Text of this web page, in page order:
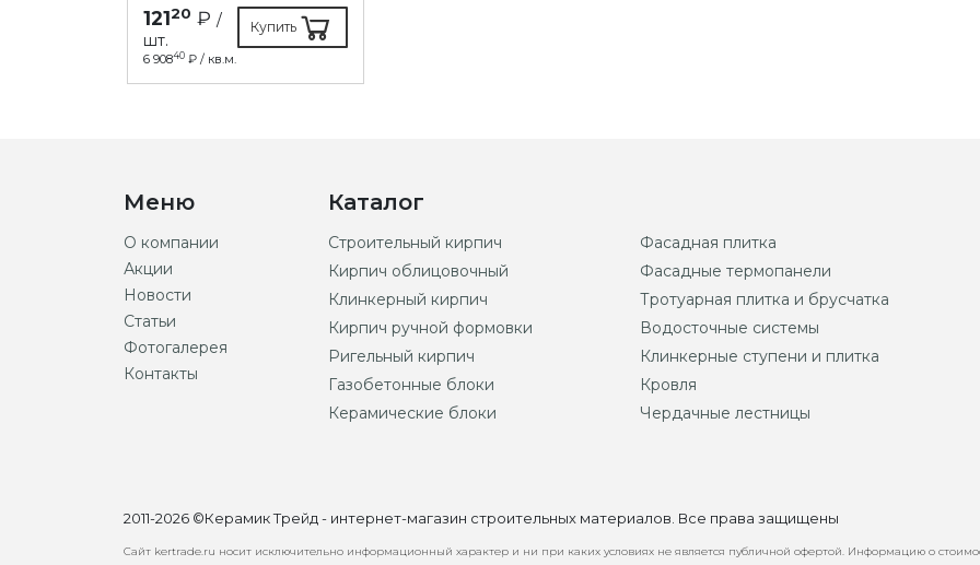
12120 ₽ /
шт.
6 90840 ₽ / кв.м.
Купить
Меню
О компании
Акции
Новости
Статьи
Фотогалерея
Контакты
Каталог
Строительный кирпич
Кирпич облицовочный
Клинкерный кирпич
Кирпич ручной формовки
Ригельный кирпич
Газобетонные блоки
Керамические блоки
Фасадная плитка
Фасадные термопанели
Тротуарная плитка и брусчатка
Водосточные системы
Клинкерные ступени и плитка
Кровля
Чердачные лестницы
2011-2026 ©Керамик Трейд - интернет-магазин строительных материалов. Все права защищены
Сайт kertrade.ru носит исключительно информационный характер и ни при каких условиях не является публичной офертой. Информацию о